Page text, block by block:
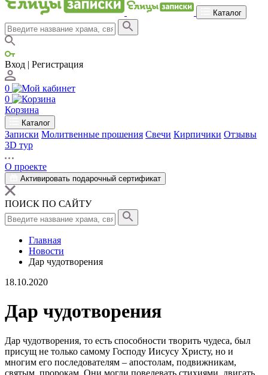
Каталог
Вход | Регистрация
0
0
Корзина
Каталог
Записки Молитвенные прошения Свечи Кирпичики Отзывы
3D тур
О проекте
Активировать подарочный сертификат
ПОИСК ПО САЙТУ
Главная
Новости
Дар чудотворения
18.10.2020
Дар чудотворения
Дар чудотворения, то есть способности творить чудеса, был
присущ не только самому Господу Иисусу Христу, но и
многим его последователям – апостолам, подвижникам,
святым, пророкам . Они могли повелевать стихиями, двигать